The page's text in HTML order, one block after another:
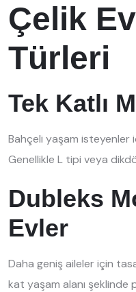
Çelik
Türleri
Tek Katlı
Bahçeli yaşam isteyenler
Genellikle L tipi veya
Dubleks
Evler
Daha geniş aileler için
kat yaşam alanı şeklinde